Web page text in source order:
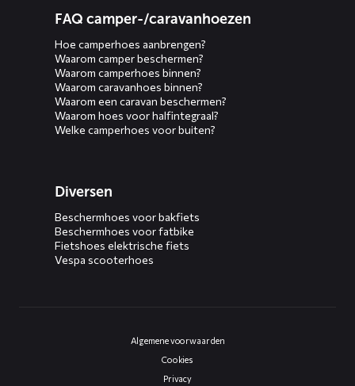
FAQ camper-/caravanhoezen
Hoe camperhoes aanbrengen?
Waarom camper beschermen?
Waarom camperhoes binnen?
Waarom caravanhoes binnen?
Waarom een caravan beschermen?
Waarom hoes voor halfintegraal?
Welke camperhoes voor buiten?
Diversen
Beschermhoes voor bakfiets
Beschermhoes voor fatbike
Fietshoes elektrische fiets
Vespa scooterhoes
Algemene voorwaarden
Cookies
Privacy